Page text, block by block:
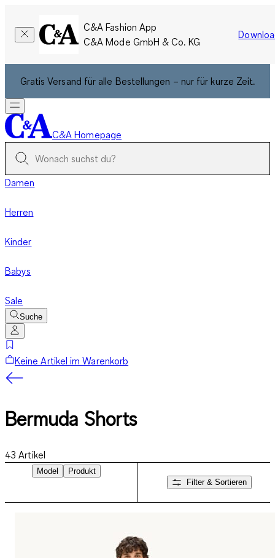
C&A Fashion App
C&A Mode GmbH & Co. KG
Gratis Versand für alle Bestellungen – nur für kurze Zeit.
C&A Homepage
Damen
Herren
Kinder
Babys
Sale
Suche
Keine Artikel im Warenkorb
Bermuda Shorts
43 Artikel
Model
Produkt
Filter & Sortieren